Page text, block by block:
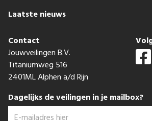
Laatste nieuws
Contact
Jouwveilingen B.V.
Titaniumweg 516
2401ML Alphen a/d Rijn
Dagelijks de veilingen in je mailbox?